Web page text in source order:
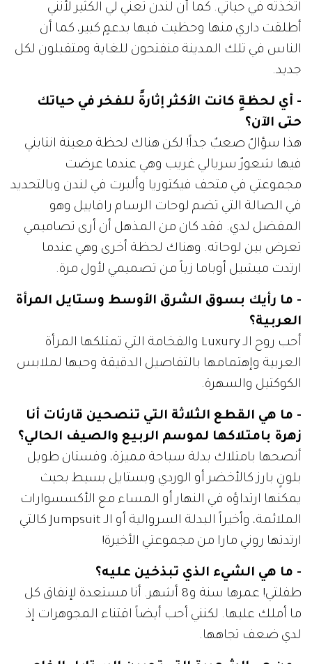
اتخذته في حياتي. كما أن لندن تعني لي الكثير لأنني
أطلقت داري منها وحظيت فيها بدعمٍ كبير، كما أن
الناس في تلك المدينة منفتحون للغاية ومتقبلون لكل
جديد.
- أي لحظةٍ كانت الأكثر إثارةً للفخر في حياتك
حتى الآن؟
هذا سؤالٌ صعبٌ جداً! لكن هناك لحظة معينة انتابني
فيها شعورٌ سريالي غريب وهي عندما عرضت
مجموعتي في متحف فيكتوريا وألبرت في لندن وبالتحديد
في الصالة التي تضم لوحات الرسام رافاييل وهو
المفضل لدي. فقد كان من المذهل أن أرى تصاميمي
تعرض بين لوحاته. وهناك لحظة أخرى وهي عندما
ارتدت ميشيل أوباما زياً من تصميمي لأول مرة.
- ما رأيك بسوق الشرق الأوسط وستايل المرأة
العربية؟
أحب روح الـ Luxury والفخامة التي تمتلكها المرأة
العربية وإهتمامها بالتفاصيل الدقيقة وحبها لملابس
الكوكتيل والسهرة.
- ما هي القطع الثلاثة التي تنصحين قارئات أنا
زهرة بامتلاكها لموسم الربيع والصيف الحالي؟
أنصحها بامتلاك بدلة سباحة مميزة، وفستان طويل
بلونٍ بارز كالأخضر أو الوردي وبستايل بسيط بحيث
يمكنها ارتداؤه في النهار أو المساء مع الأكسسوارات
الملائمة، وأخيراً البدلة السروالية أو الـ Jumpsuit كالتي
ارتدتها روني مارا من مجموعتي الأخيرة!
- ما هي الشيء الذي تبذخين عليه؟
طفلتي! عمرها سنة و8 أشهر. أنا مستعدة لإنفاق كل
ما أملك عليها. لكنني أحب أيضاً اقتناء المجوهرات إذ
لدي ضعف تجاهها.